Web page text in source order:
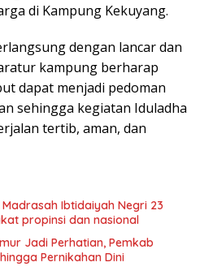
di Kampung Kekuyang.
dengan lancar dan
kampung berharap
dapat menjadi pedoman
sehingga kegiatan Iduladha
tertib, aman, dan
Ibtidaiyah Negri 23
propinsi dan nasional
Jadi Perhatian, Pemkab
Pernikahan Dini